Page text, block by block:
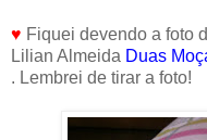
♥ Fiquei devendo a foto
Lilian Almeida Duas
. Lembrei de tirar a foto!